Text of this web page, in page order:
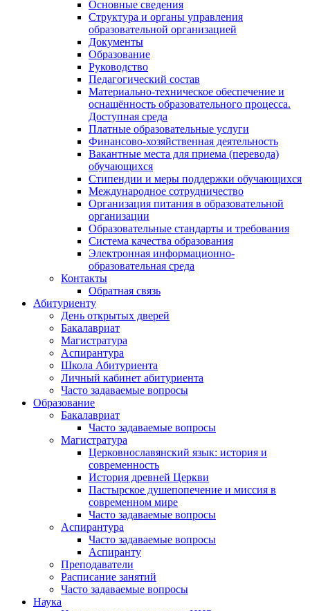
Основные сведения
Структура и органы управления
образовательной организацией
Документы
Образование
Руководство
Педагогический состав
Материально-техническое обеспечение и
оснащённость образовательного процесса.
Доступная среда
Платные образовательные услуги
Финансово-хозяйственная деятельность
Вакантные места для приема (перевода)
обучающихся
Стипендии и меры поддержки обучающихся
Международное сотрудничество
Организация питания в образовательной
организации
Образовательные стандарты и требования
Система качества образования
Электронная информационно-
образовательная среда
Контакты
Обратная связь
Абитуриенту
День открытых дверей
Бакалавриат
Магистратура
Аспирантура
Школа Абитуриента
Личный кабинет абитуриента
Часто задаваемые вопросы
Образование
Бакалавриат
Часто задаваемые вопросы
Магистратура
Церковнославянский язык: история и
современность
История древней Церкви
Пастырское душепопечение и миссия в
современном мире
Часто задаваемые вопросы
Аспирантура
Часто задаваемые вопросы
Аспиранту
Преподаватели
Расписание занятий
Часто задаваемые вопросы
Наука